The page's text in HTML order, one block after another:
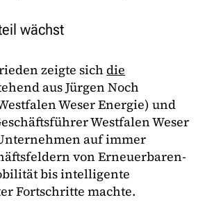
wächst
zeigte sich die
aus Jürgen Noch
Weser Energie) und
Westfalen Weser
auf immer
von Erneuerbaren-
bis intelligente
Fortschritte machte.